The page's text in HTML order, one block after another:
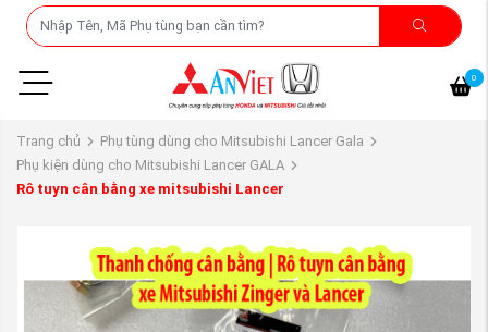
0
Trang chủ
Phụ tùng dùng cho Mitsubishi Lancer Gala
Phụ kiện dùng cho Mitsubishi Lancer GALA
Rô tuyn cân bằng xe mitsubishi Lancer